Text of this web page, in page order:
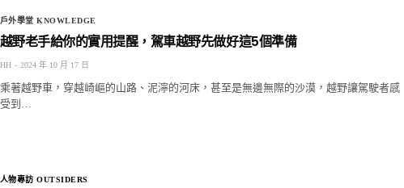
戶外學堂 KNOWLEDGE
越野老手給你的實用提醒，駕車越野先做好這5個準備
HH 2024 年 10 月 17 日
乘著越野車，穿越崎嶇的山路、泥濘的河床，甚至是無邊無際的沙漠，越野讓駕駛者感
受到…
人物專訪 OUTSIDERS